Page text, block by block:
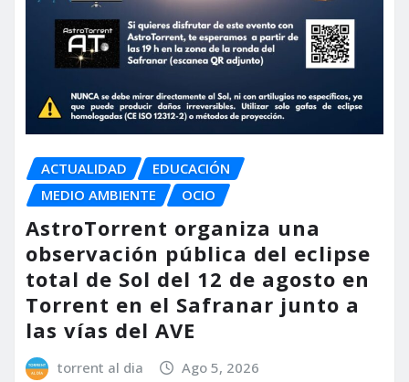
ACTUALIDAD
EDUCACIÓN
MEDIO AMBIENTE
OCIO
AstroTorrent organiza una
observación pública del eclipse
total de Sol del 12 de agosto en
Torrent en el Safranar junto a
las vías del AVE
torrent al dia Ago 5, 2026